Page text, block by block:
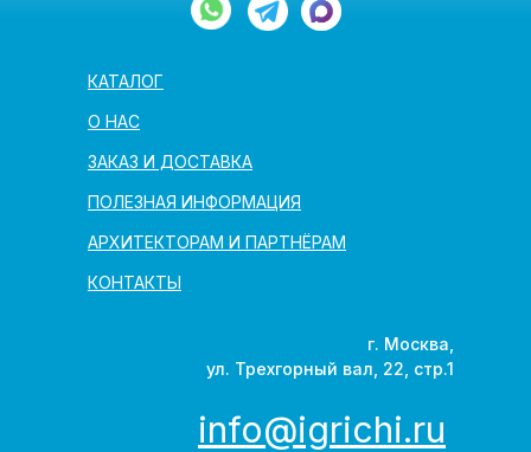
АРХИТЕКТОРАМ И ПАРТНЁРАМ
КОНТАКТЫ
ПОЛЕЗНАЯ ИНФОРМАЦИЯ
ЗАКАЗ И ДОСТАВКА
О НАС
КАТАЛОГ
г. Москва,
ул. Трехгорный вал, 22, стр.1
info@igrichi.ru